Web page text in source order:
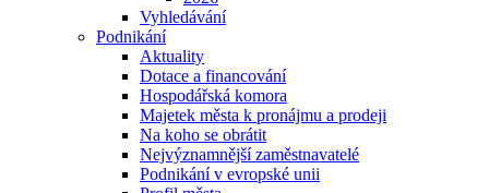
Vyhledávání
Podnikání
Aktuality
Dotace a financování
Hospodářská komora
Majetek města k pronájmu a prodeji
Na koho se obrátit
Nejvýznamnější zaměstnavatelé
Podnikání v evropské unii